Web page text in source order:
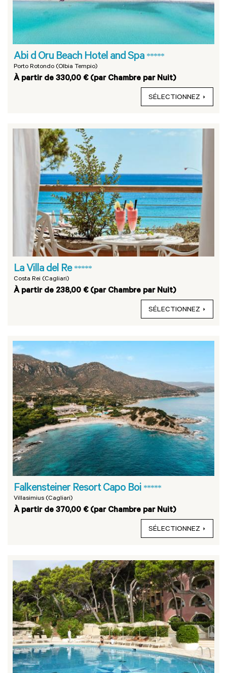
Abi d Oru Beach Hotel and Spa *****
Porto Rotondo (Olbia Tempio)
À partir de 330,00 € (par Chambre par Nuit)
SÉLECTIONNEZ
La Villa del Re *****
Costa Rei (Cagliari)
À partir de 238,00 € (par Chambre par Nuit)
SÉLECTIONNEZ
Falkensteiner Resort Capo Boi *****
Villasimius (Cagliari)
À partir de 370,00 € (par Chambre par Nuit)
SÉLECTIONNEZ